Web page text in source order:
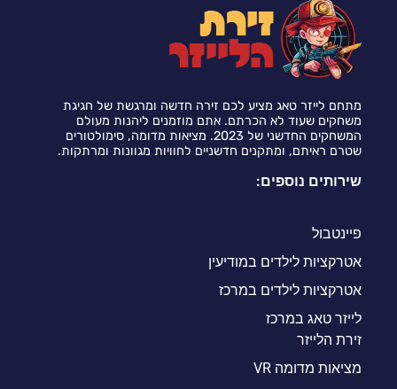
מתחם לייזר טאג מציע לכם זירה חדשה ומרגשת של חגיגת
משחקים שעוד לא הכרתם. אתם מוזמנים ליהנות מעולם
המשחקים החדשני של 2023. מציאות מדומה, סימולטורים
שטרם ראיתם, ומתקנים חדשניים לחוויות מגוונות ומרתקות.
שירותים נוספים:
פיינטבול
אטרקציות לילדים במודיעין
אטרקציות לילדים במרכז
לייזר טאג במרכז
זירת הלייזר
מציאות מדומה VR